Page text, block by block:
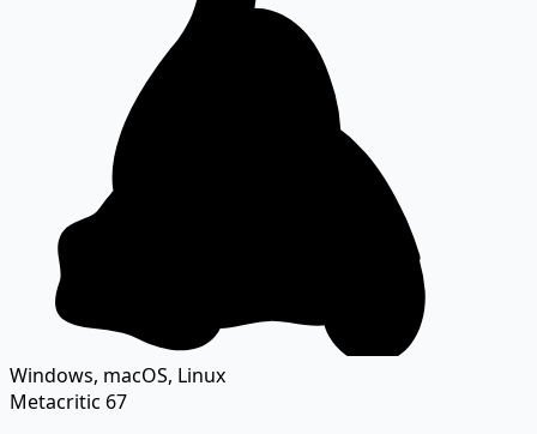
Windows, macOS, Linux
Metacritic 67